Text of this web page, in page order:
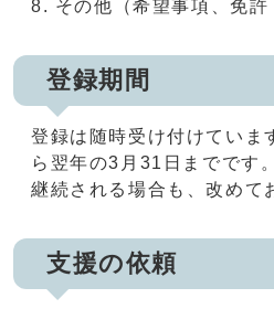
その他（希望事項、免許
登録期間
登録は随時受け付けていま
ら翌年の3月31日までです。
継続される場合も、改めて
支援の依頼